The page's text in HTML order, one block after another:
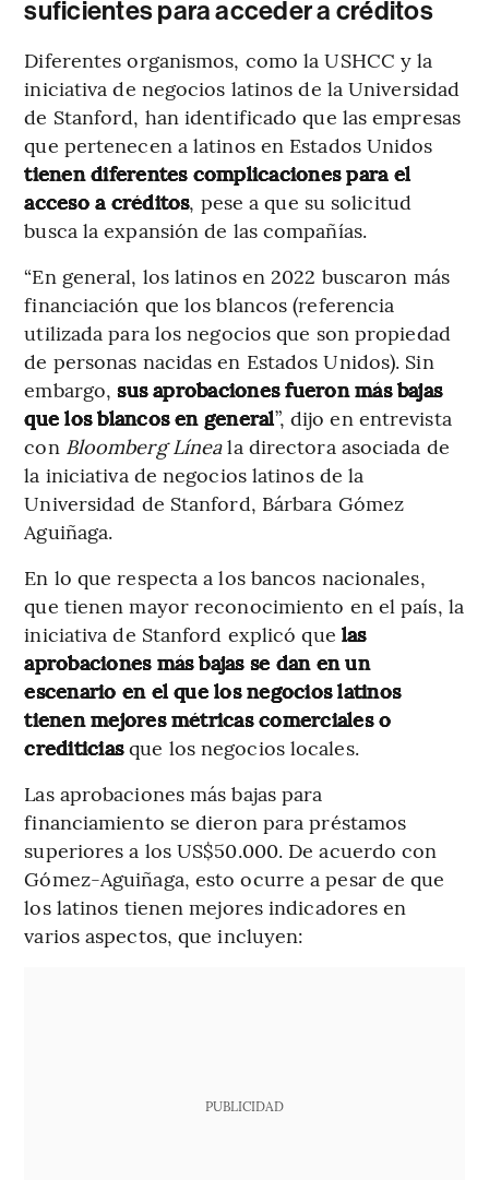
suficientes para acceder a créditos
Diferentes organismos, como la USHCC y la
iniciativa de negocios latinos de la Universidad
de Stanford, han identificado que las empresas
que pertenecen a latinos en Estados Unidos
tienen diferentes complicaciones para el
acceso a créditos, pese a que su solicitud
busca la expansión de las compañías.
“En general, los latinos en 2022 buscaron más
financiación que los blancos (referencia
utilizada para los negocios que son propiedad
de personas nacidas en Estados Unidos). Sin
embargo,sus aprobaciones fueron más bajas
que los blancos en general”, dijo en entrevista
con Bloomberg Líneala directora asociada de
la iniciativa de negocios latinos de la
Universidad de Stanford, Bárbara Gómez
Aguiñaga.
En lo que respecta a los bancos nacionales,
que tienen mayor reconocimiento en el país, la
iniciativa de Stanford explicó que las
aprobaciones más bajas se dan en un
escenario en el que los negocios latinos
tienen mejores métricas comerciales o
crediticiasque los negocios locales.
Las aprobaciones más bajas para
financiamiento se dieron para préstamos
superiores a los US$50.000. De acuerdo con
Gómez-Aguiñaga, esto ocurre a pesar de que
los latinos tienen mejores indicadores en
varios aspectos, que incluyen:
PUBLICIDAD